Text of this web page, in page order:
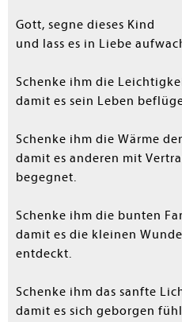
Gott, segne dieses Kind
und lass es in Liebe
Schenke ihm die
damit es sein Leben
Schenke ihm die Wärme
damit es anderen mit
begegnet.
Schenke ihm die bunten
damit es die kleinen
entdeckt.
Schenke ihm das sanfte
damit es sich geborgen